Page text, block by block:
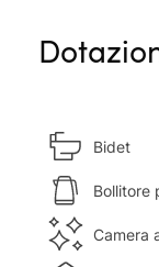
Bidet
Bollitore
Camera